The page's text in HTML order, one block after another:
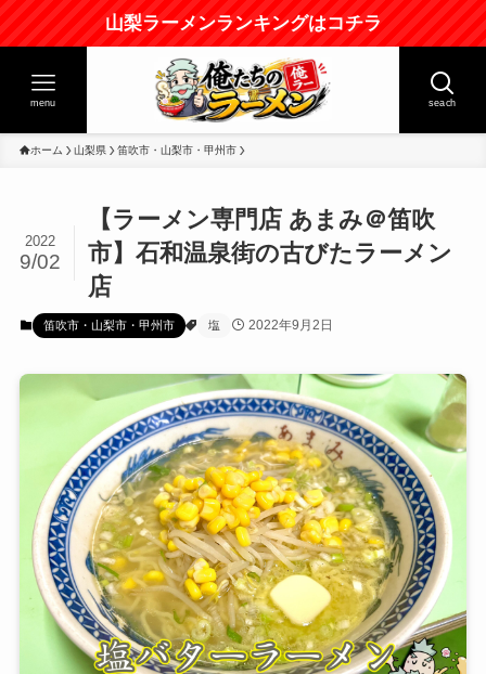
山梨ラーメンランキングはコチラ
seach
menu
ホーム 山梨県 笛吹市・山梨市・甲州市
【ラーメン専門店 あまみ＠笛吹
市】石和温泉街の古びたラーメン
店
2022
9/02
笛吹市・山梨市・甲州市 塩 2022年9月2日